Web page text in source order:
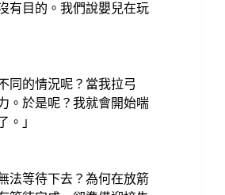
有目的。我們說嬰兒在玩
同的情況呢？當我拉弓
。於是呢？我就會開始喘
。」
法等待下去？為何在放箭